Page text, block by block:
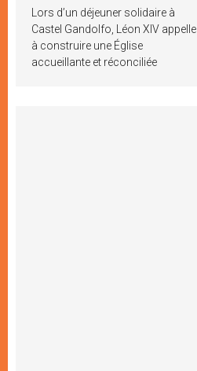
Lors d’un déjeuner solidaire à
Castel Gandolfo, Léon XIV appelle
à construire une Église
accueillante et réconciliée